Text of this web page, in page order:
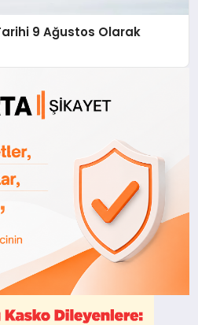
9 Ağustos Olarak